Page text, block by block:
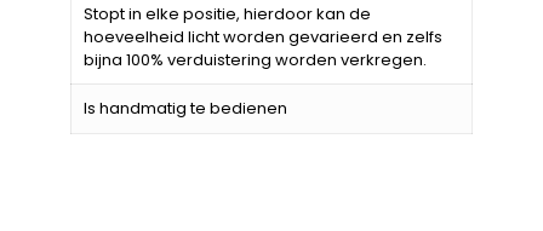
Stopt in elke positie, hierdoor kan de
hoeveelheid licht worden gevarieerd en zelfs
bijna 100% verduistering worden verkregen.
Is handmatig te bedienen